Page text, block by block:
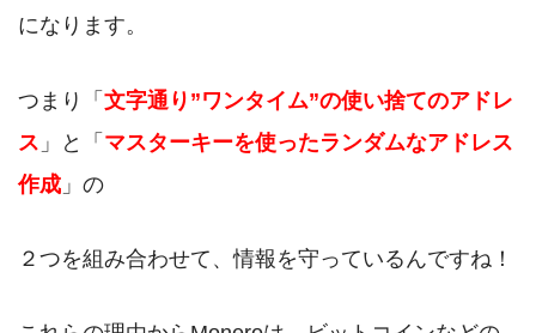
になります。
つまり「文字通り”ワンタイム”の使い捨てのアドレ
ス 」と「マスターキーを使ったランダムなアドレス
作成 」の
２つを組み合わせて、情報を守っているんですね！